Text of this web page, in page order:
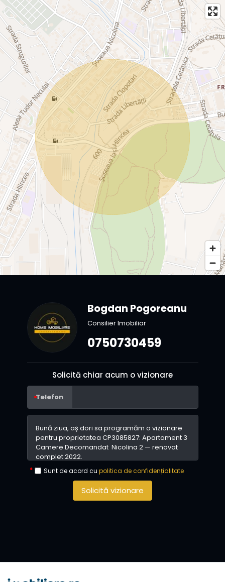
Bogdan Pogoreanu
Consilier Imobiliar
0750730459
Solicită chiar acum o vizionare
Telefon
Sunt de acord cu politica de confidențialitate
Solicită vizionare